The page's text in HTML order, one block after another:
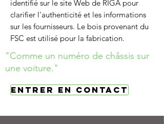
identifié sur le site Web de RIGA pour
clarifier l'authenticité et les informations
sur les fournisseurs. Le bois provenant du
FSC est utilisé pour la fabrication.
"Comme un numéro de châssis sur
une voiture."
Entrer en contact